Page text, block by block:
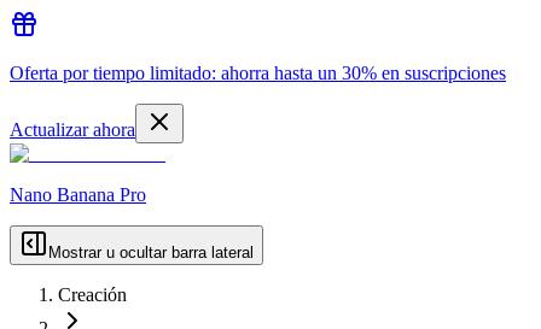
Oferta por tiempo limitado: ahorra hasta un 30% en suscripciones
Actualizar ahora
Nano Banana Pro
Mostrar u ocultar barra lateral
Creación